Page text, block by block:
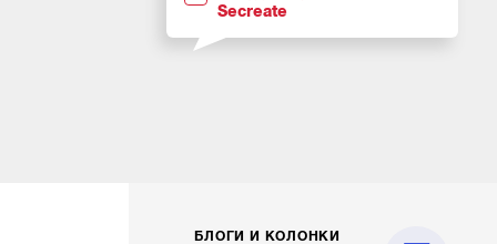
Secreate
БЛОГИ И КОЛОНКИ